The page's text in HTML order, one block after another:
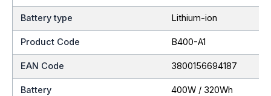
Battery type Lithium-ion
Product Code B400-A1
EAN Code 3800156694187
Battery 400W / 320Wh